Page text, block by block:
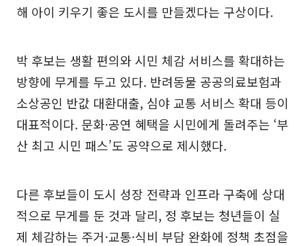
해 아이 키우기 좋은 도시를 만들겠다는 구상이다.
박 후보는 생활 편의와 시민 체감 서비스를 확대하는
방향에 무게를 두고 있다. 반려동물 공공의료보험과
소상공인 반값 대환대출, 심야 교통 서비스 확대 등이
대표적이다. 문화·공연 혜택을 시민에게 돌려주는 ‘부
산 최고 시민 패스’도 공약으로 제시했다.
다른 후보들이 도시 성장 전략과 인프라 구축에 상대
적으로 무게를 둔 것과 달리, 정 후보는 청년들이 실
제 체감하는 주거·교통·식비 부담 완화에 정책 초점을